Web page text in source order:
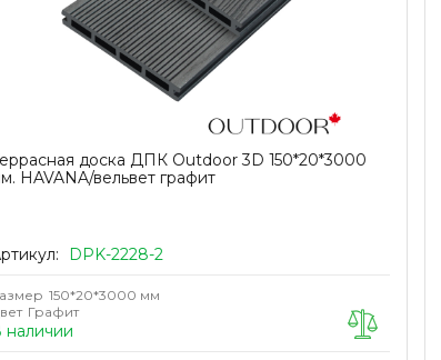
доска ДПК Outdoor 3D 150*20*3000
HAVANA/вельвет графит
DPK-2228-2
150*20*3000 мм
Графит
наличии